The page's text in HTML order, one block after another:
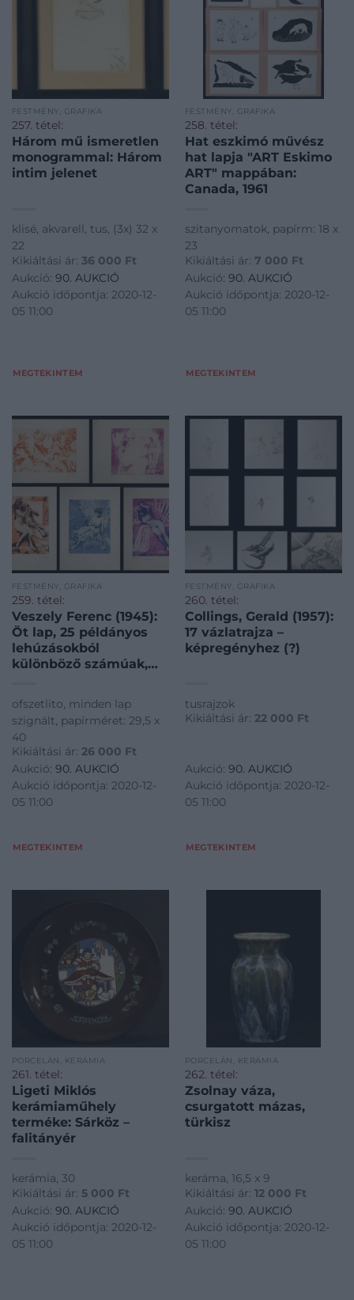
FESTMÉNY, GRAFIKA
257. tétel:
Három mű ismeretlen
monogrammal: Három
intim jelenet
klisé, akvarell, tus, (3x) 32 x
22
Kikiáltási ár: 36 000 Ft
Aukció: 90. AUKCIÓ
Aukció időpontja: 2020-12-
05 11:00
MEGTEKINTEM
FESTMÉNY, GRAFIKA
258. tétel:
Hat eszkimó művész
hat lapja "ART Eskimo
ART" mappában:
Canada, 1961
szitanyomatok, papírm: 18 x
23
Kikiáltási ár: 7 000 Ft
Aukció: 90. AUKCIÓ
Aukció időpontja: 2020-12-
05 11:00
MEGTEKINTEM
FESTMÉNY, GRAFIKA
259. tétel:
Veszely Ferenc (1945):
Öt lap, 25 példányos
lehúzásokból
különböző számúak,
ofszetlito, minden lap
szignált, papírméret: 29,5 x
40
Kikiáltási ár: 26 000 Ft
Aukció: 90. AUKCIÓ
Aukció időpontja: 2020-12-
05 11:00
MEGTEKINTEM
FESTMÉNY, GRAFIKA
260. tétel:
Collings, Gerald (1957):
17 vázlatrajza –
képregényhez (?)
tusrajzok
Kikiáltási ár: 22 000 Ft
Aukció: 90. AUKCIÓ
Aukció időpontja: 2020-12-
05 11:00
MEGTEKINTEM
PORCELÁN, KERÁMIA
261. tétel:
Ligeti Miklós
kerámiaműhely
terméke: Sárköz –
falitányér
kerámia, 30
Kikiáltási ár: 5 000 Ft
Aukció: 90. AUKCIÓ
Aukció időpontja: 2020-12-
05 11:00
PORCELÁN, KERÁMIA
262. tétel:
Zsolnay váza,
csurgatott mázas,
türkisz
keráma, 16,5 x 9
Kikiáltási ár: 12 000 Ft
Aukció: 90. AUKCIÓ
Aukció időpontja: 2020-12-
05 11:00